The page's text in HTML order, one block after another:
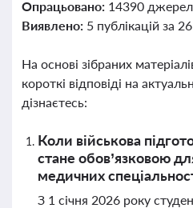
Опрацьовано: 14390 джерел
Виявлено: 5 публікацій за
На основі зібраних
короткі відповіді на
дізнаєтесь:
Коли військова
стане обов’язковою
медичних
З 1 січня 2026 року